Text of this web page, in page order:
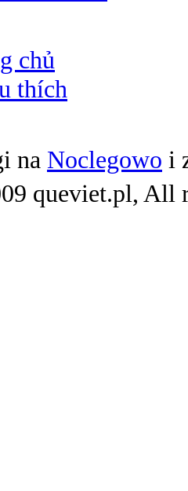
chủ
thích
na Noclegowo i
queviet.pl, All